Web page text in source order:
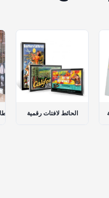
المحمولة الإشارات الرقمية